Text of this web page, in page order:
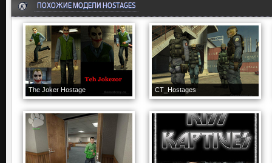
ПОХОЖИЕ МОДЕЛИ HOSTAGES
The Joker Hostage CT_Hostages